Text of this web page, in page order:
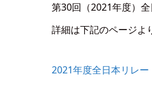
第30回（2021年度）
詳細は下記のページよ
2021年度全日本リレー